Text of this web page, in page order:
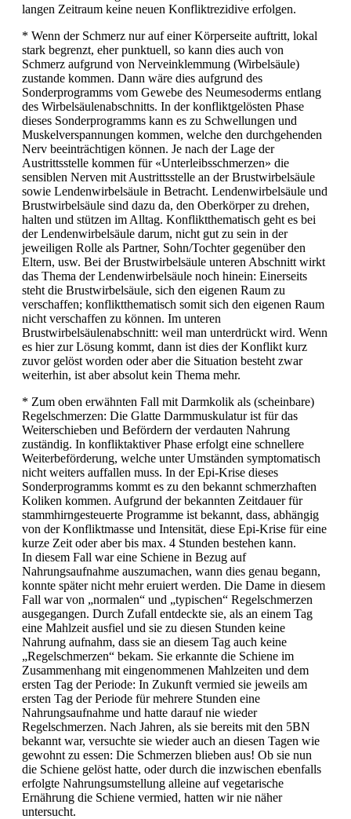
langen Zeitraum keine neuen Konfliktrezidive erfolgen.
* Wenn der Schmerz nur auf einer Körperseite auftritt, lokal
stark begrenzt, eher punktuell, so kann dies auch von
Schmerz aufgrund von Nerveinklemmung (Wirbelsäule)
zustande kommen. Dann wäre dies aufgrund des
Sonderprogramms vom Gewebe des Neumesoderms entlang
des Wirbelsäulenabschnitts. In der konfliktgelösten Phase
dieses Sonderprogramms kann es zu Schwellungen und
Muskelverspannungen kommen, welche den durchgehenden
Nerv beeinträchtigen können. Je nach der Lage der
Austrittsstelle kommen für «Unterleibsschmerzen» die
sensiblen Nerven mit Austrittsstelle an der Brustwirbelsäule
sowie Lendenwirbelsäule in Betracht. Lendenwirbelsäule und
Brustwirbelsäule sind dazu da, den Oberkörper zu drehen,
halten und stützen im Alltag. Konfliktthematisch geht es bei
der Lendenwirbelsäule darum, nicht gut zu sein in der
jeweiligen Rolle als Partner, Sohn/Tochter gegenüber den
Eltern, usw. Bei der Brustwirbelsäule unteren Abschnitt wirkt
das Thema der Lendenwirbelsäule noch hinein: Einerseits
steht die Brustwirbelsäule, sich den eigenen Raum zu
verschaffen; konfliktthematisch somit sich den eigenen Raum
nicht verschaffen zu können. Im unteren
Brustwirbelsäulenabschnitt: weil man unterdrückt wird. Wenn
es hier zur Lösung kommt, dann ist dies der Konflikt kurz
zuvor gelöst worden oder aber die Situation besteht zwar
weiterhin, ist aber absolut kein Thema mehr.
* Zum oben erwähnten Fall mit Darmkolik als (scheinbare)
Regelschmerzen: Die Glatte Darmmuskulatur ist für das
Weiterschieben und Befördern der verdauten Nahrung
zuständig. In konfliktaktiver Phase erfolgt eine schnellere
Weiterbeförderung, welche unter Umständen symptomatisch
nicht weiters auffallen muss. In der Epi-Krise dieses
Sonderprogramms kommt es zu den bekannt schmerzhaften
Koliken kommen. Aufgrund der bekannten Zeitdauer für
stammhirngesteuerte Programme ist bekannt, dass, abhängig
von der Konfliktmasse und Intensität, diese Epi-Krise für eine
kurze Zeit oder aber bis max. 4 Stunden bestehen kann.
In diesem Fall war eine Schiene in Bezug auf
Nahrungsaufnahme auszumachen, wann dies genau begann,
konnte später nicht mehr eruiert werden. Die Dame in diesem
Fall war von „normalen“ und „typischen“ Regelschmerzen
ausgegangen. Durch Zufall entdeckte sie, als an einem Tag
eine Mahlzeit ausfiel und sie zu diesen Stunden keine
Nahrung aufnahm, dass sie an diesem Tag auch keine
„Regelschmerzen“ bekam. Sie erkannte die Schiene im
Zusammenhang mit eingenommenen Mahlzeiten und dem
ersten Tag der Periode: In Zukunft vermied sie jeweils am
ersten Tag der Periode für mehrere Stunden eine
Nahrungsaufnahme und hatte darauf nie wieder
Regelschmerzen. Nach Jahren, als sie bereits mit den 5BN
bekannt war, versuchte sie wieder auch an diesen Tagen wie
gewohnt zu essen: Die Schmerzen blieben aus! Ob sie nun
die Schiene gelöst hatte, oder durch die inzwischen ebenfalls
erfolgte Nahrungsumstellung alleine auf vegetarische
Ernährung die Schiene vermied, hatten wir nie näher
untersucht.